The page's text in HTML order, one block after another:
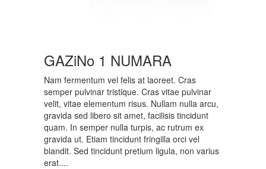
GAZiNo 1 NUMARA
Nam fermentum vel felis at laoreet. Cras
semper pulvinar tristique. Cras vitae pulvinar
velit, vitae elementum risus. Nullam nulla arcu,
gravida sed libero sit amet, facilisis tincidunt
quam. In semper nulla turpis, ac rutrum ex
gravida ut. Etiam tincidunt fringilla orci vel
blandit. Sed tincidunt pretium ligula, non varius
erat....